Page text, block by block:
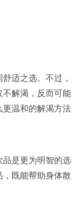
适之选。不过，
不解渴，反而可能
更温和的解渴方法
品是更为明智的选
既能帮助身体散